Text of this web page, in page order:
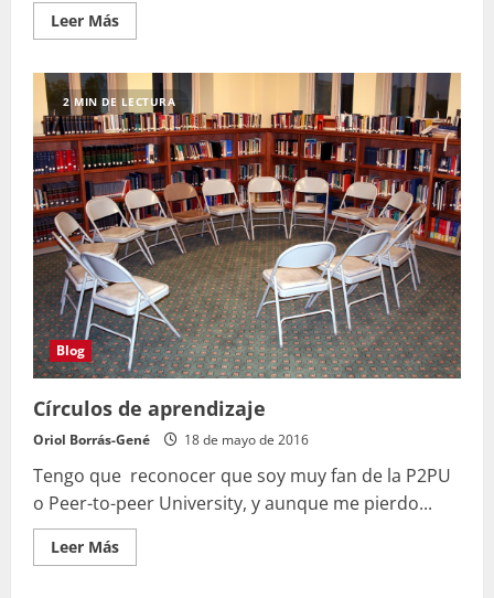
Leer MásLeer
más
Badges
y
su
valor
en
la
enseñanza
#EDCD16
2 MIN DE LECTURA
Blog
Círculos de aprendizaje
Oriol Borrás-Gené 18 de mayo de 2016
Tengo que reconocer que soy muy fan de la P2PU
o Peer-to-peer University, y aunque me pierdo...
Leer MásLeer
más